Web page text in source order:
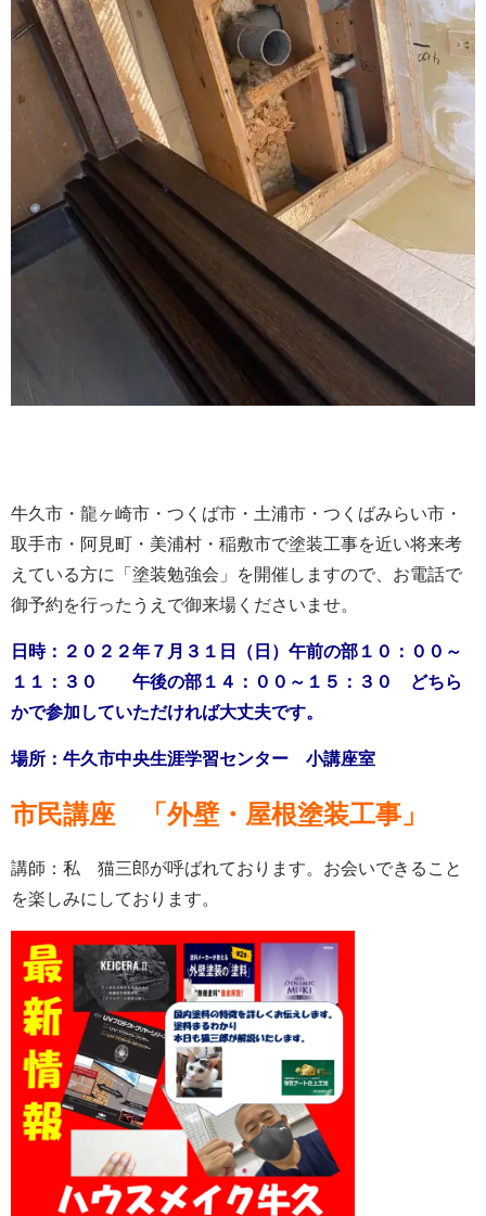
牛久市・龍ヶ崎市・つくば市・土浦市・つくばみらい市・
取手市・阿見町・美浦村・稲敷市で塗装工事を近い将来考
えている方に「塗装勉強会」を開催しますので、お電話で
御予約を行ったうえで御来場くださいませ。
日時：２０２２年７月３１日（日）午前の部１０：００～
１１：３０ 午後の部１４：００～１５：３０ どちら
かで参加していただければ大丈夫です。
場所：牛久市中央生涯学習センター 小講座室
市民講座 「外壁・屋根塗装工事」
講師：私 猫三郎が呼ばれております。お会いできること
を楽しみにしております。